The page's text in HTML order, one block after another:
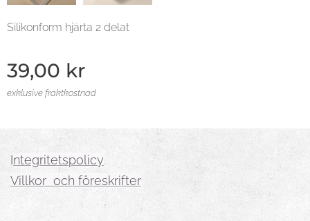
Silikonform hjärta 2 delat
39,00 kr
exklusive fraktkostnad
Integritetspolicy
Villkor och föreskrifter